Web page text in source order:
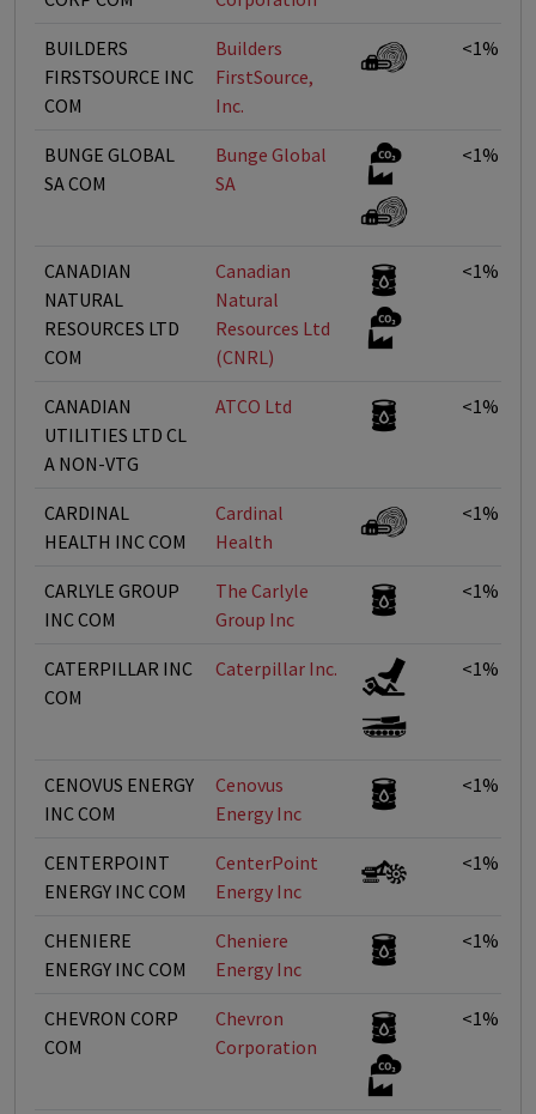
BUILDERS
FIRSTSOURCE INC
COM
Builders
FirstSource,
Inc.
<1%
BUNGE GLOBAL
SA COM
Bunge Global
SA
<1%
CANADIAN
NATURAL
RESOURCES LTD
COM
Canadian
Natural
Resources Ltd
(CNRL)
<1%
CANADIAN
UTILITIES LTD CL
A NON-VTG
ATCO Ltd <1%
CARDINAL
HEALTH INC COM
Cardinal
Health
<1%
CARLYLE GROUP
INC COM
The Carlyle
Group Inc
<1%
CATERPILLAR INC
COM
Caterpillar Inc. <1%
CENOVUS ENERGY
INC COM
Cenovus
Energy Inc
<1%
CENTERPOINT
ENERGY INC COM
CenterPoint
Energy Inc
<1%
CHENIERE
ENERGY INC COM
Cheniere
Energy Inc
<1%
CHEVRON CORP
COM
Chevron
Corporation
<1%